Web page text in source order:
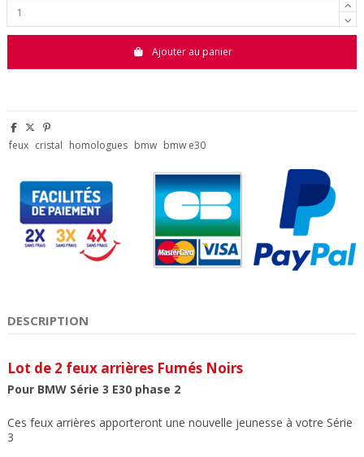
Ajouter au panier
feux cristal homologues bmw bmw e30
DESCRIPTION
Lot de 2 feux arrières Fumés Noirs
Pour BMW Série 3 E30 phase 2
Ces feux arrières apporteront une nouvelle jeunesse à votre Série
3